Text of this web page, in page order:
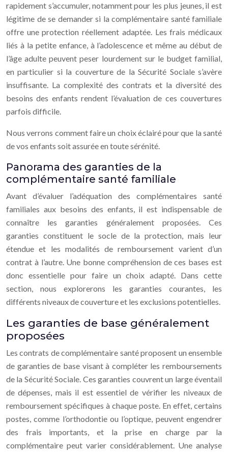
rapidement s’accumuler, notamment pour les plus jeunes, il est
légitime de se demander si la complémentaire santé familiale
offre une protection réellement adaptée. Les frais médicaux
liés à la petite enfance, à l’adolescence et même au début de
l’âge adulte peuvent peser lourdement sur le budget familial,
en particulier si la couverture de la Sécurité Sociale s’avère
insuffisante. La complexité des contrats et la diversité des
besoins des enfants rendent l’évaluation de ces couvertures
parfois difficile.
Nous verrons comment faire un choix éclairé pour que la santé
de vos enfants soit assurée en toute sérénité.
Panorama des garanties de la
complémentaire santé familiale
Avant d’évaluer l’adéquation des complémentaires santé
familiales aux besoins des enfants, il est indispensable de
connaître les garanties généralement proposées. Ces
garanties constituent le socle de la protection, mais leur
étendue et les modalités de remboursement varient d’un
contrat à l’autre. Une bonne compréhension de ces bases est
donc essentielle pour faire un choix adapté. Dans cette
section, nous explorerons les garanties courantes, les
différents niveaux de couverture et les exclusions potentielles.
Les garanties de base généralement
proposées
Les contrats de complémentaire santé proposent un ensemble
de garanties de base visant à compléter les remboursements
de la Sécurité Sociale. Ces garanties couvrent un large éventail
de dépenses, mais il est essentiel de vérifier les niveaux de
remboursement spécifiques à chaque poste. En effet, certains
postes, comme l’orthodontie ou l’optique, peuvent engendrer
des frais importants, et la prise en charge par la
complémentaire peut varier considérablement. Une analyse